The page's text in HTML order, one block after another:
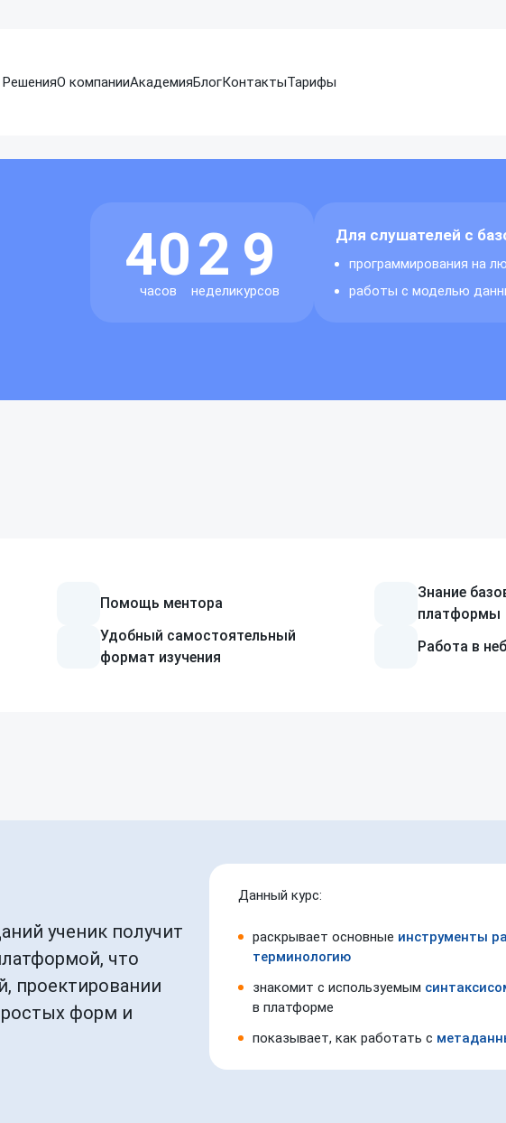
Решения
для
и
О компанииАкадемияБлогКонтактыТарифы
40
часов
2
недели
9
курсов
Для слушателей с
программирования на
работы с моделью
Помощь ментора
Знание
платформы
Удобный самостоятельный
формат изучения
Работа в
ученик получит
что
проектировании
форм и
Данный курс:
раскрывает основные инструменты
терминологию
знакомит с используемым
в платформе
показывает, как работать с